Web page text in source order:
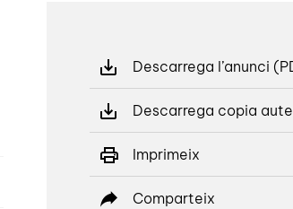
Descarrega l’anunci
Descarrega copia
Imprimeix
Comparteix